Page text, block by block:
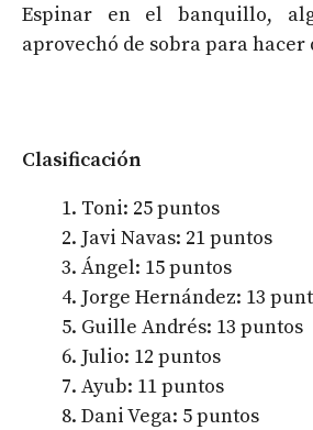
Espinar en el banquillo,
aprovechó de sobra para hacer
Clasificación
Toni: 25 puntos
Javi Navas: 21 puntos
Ángel: 15 puntos
Jorge Hernández: 13
Guille Andrés: 13 puntos
Julio: 12 puntos
Ayub: 11 puntos
Dani Vega: 5 puntos